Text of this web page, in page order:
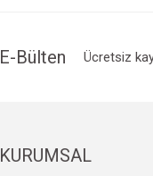
E-Bülten Ücretsiz
KURUMSAL